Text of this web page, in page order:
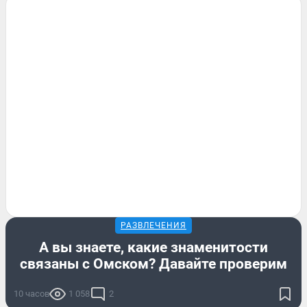
РАЗВЛЕЧЕНИЯ
А вы знаете, какие знаменитости
связаны с Омском? Давайте проверим
10 часов 1 058 2